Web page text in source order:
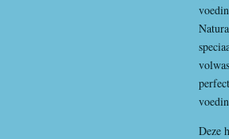
Deze